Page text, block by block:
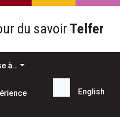
du savoir Telfer
à…
Recherche...
English